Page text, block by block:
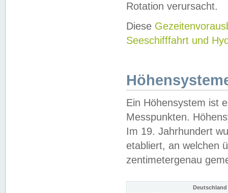
Rotation verursacht.
Diese
Seeschifffahrt und
Ein Höhensystem ist
Messpunkten.
Im 19. Jahrhundert
etabliert, an welchen
zentimetergenau